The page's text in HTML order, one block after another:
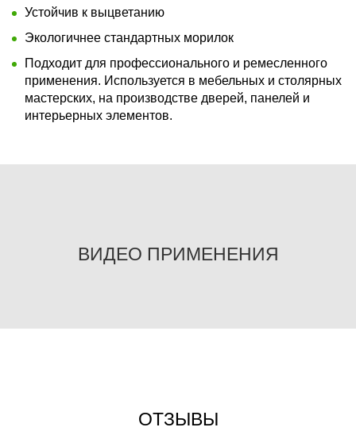
Устойчив к выцветанию
Экологичнее стандартных морилок
Подходит для профессионального и ремесленного
применения. Используется в мебельных и столярных
мастерских, на производстве дверей, панелей и
интерьерных элементов.
ВИДЕО ПРИМЕНЕНИЯ
ОТЗЫВЫ